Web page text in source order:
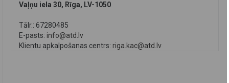
Vaļņu iela 30, Rīga, LV-1050
Tālr.: 67280485
E-pasts: info@atd.lv
Klientu apkalpošanas centrs: riga.kac@atd.lv